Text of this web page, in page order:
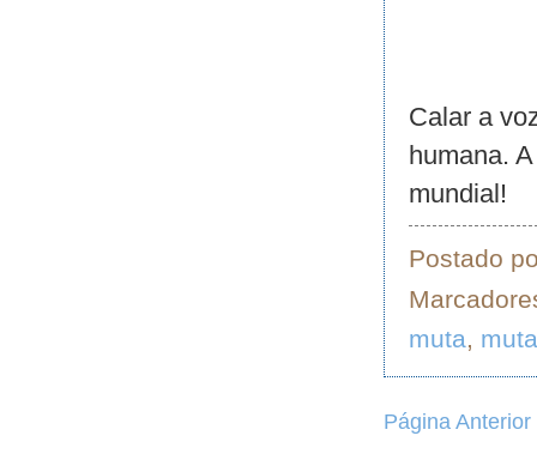
Calar a
humana.
mundial!
Postado
muta,
Página Anterior